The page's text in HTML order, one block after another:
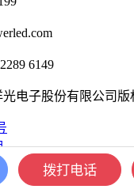
6149
电子股份有限公司版
拨打电话